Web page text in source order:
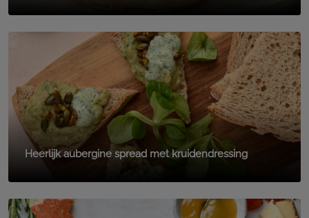
Heerlijk aubergine spread met kruidendressing